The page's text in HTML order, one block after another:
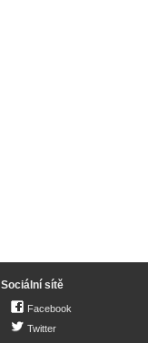
Sociální sítě
Facebook
Twitter